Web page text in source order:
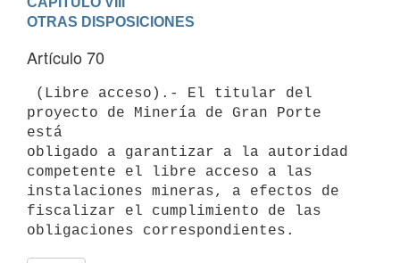
OTRAS DISPOSICIONES
Artículo 70
proyecto de Minería de Gran Porte
está
obligado a garantizar a la autoridad
competente el libre acceso a las
instalaciones mineras, a efectos de
fiscalizar el cumplimiento de las